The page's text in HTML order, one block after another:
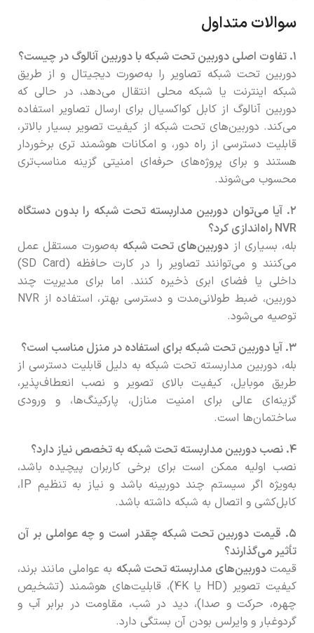
سوالات متداول
۱. تفاوت اصلی دوربین تحت شبکه با دوربین آنالوگ در چیست؟
دوربین تحت شبکه تصاویر را به‌صورت دیجیتال و از طریق
شبکه اینترنت یا شبکه محلی انتقال می‌دهد، در حالی که
دوربین آنالوگ از کابل کواکسیال برای ارسال تصاویر استفاده
می‌کند. دوربین‌های تحت شبکه از کیفیت تصویر بسیار بالاتر،
قابلیت دسترسی از راه دور، و امکانات هوشمند تری برخوردار
هستند و برای پروژه‌های حرفه‌ای امنیتی گزینه مناسب‌تری
محسوب می‌شوند.
۲. آیا می‌توان دوربین مداربسته تحت شبکه را بدون دستگاه
NVR راه‌اندازی کرد؟
بله، بسیاری از دوربین‌های تحت شبکه به‌صورت مستقل عمل
می‌کنند و می‌توانند تصاویر را در کارت حافظه (SD Card)
داخلی یا فضای ابری ذخیره کنند. اما برای مدیریت چند
دوربین، ضبط طولانی‌مدت و دسترسی بهتر، استفاده از NVR
توصیه می‌شود.
۳. آیا دوربین تحت شبکه برای استفاده در منزل مناسب است؟
بله، دوربین مداربسته تحت شبکه به دلیل قابلیت دسترسی از
طریق موبایل، کیفیت بالای تصویر و نصب انعطاف‌پذیر،
گزینه‌ای عالی برای امنیت منازل، پارکینگ‌ها، و ورودی
ساختمان‌ها است.
۴. نصب دوربین مداربسته تحت شبکه به تخصص نیاز دارد؟
نصب اولیه ممکن است برای برخی کاربران پیچیده باشد،
به‌ویژه اگر سیستم چند دوربینه باشد و نیاز به تنظیم IP،
کابل‌کشی و اتصال به شبکه داشته باشد.
۵. قیمت دوربین تحت شبکه چقدر است و چه عواملی بر آن
تأثیر می‌گذارند؟
قیمتدوربین‌های مداربسته تحت شبکه به عواملی مانند برند،
کیفیت تصویر (HD یا 4K)، قابلیت‌های هوشمند (تشخیص
چهره، حرکت و صدا)، دید در شب، مقاومت در برابر آب و
گردوغبار و وایرلس بودن آن بستگی دارد.